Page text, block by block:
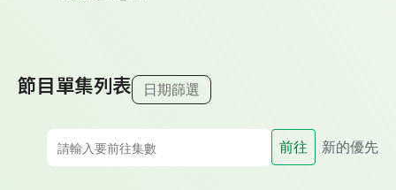
節目單集列表 日期篩選
前往 新的優先